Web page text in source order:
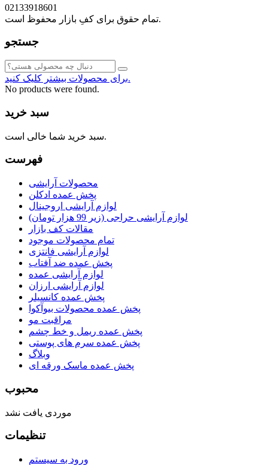
02133918601
تمام حقوق برای کفِ بازار محفوظ است.
جستجو
برای محصولات بیشتر کلیک کنید.
No products were found.
سبد خرید
سبد خرید شما خالی است.
فهرست
محصولات آرایشی
پخش عمده ادکلن
لوازم آرایشی اروجینال
لوازم آرایشی حراجی (زیر 99 هزار تومان)
مقالات کف بازار
تمام محصولات موجود
لوازم آرایشی فانتزی
پخش عمده ضد آفتاب
لوازم آرایشی عمده
لوازم آرایشی ارزان
پخش عمده کانسیلر
پخش عمده محصولات بیوآکوا
مراقبت مو
پخش عمده ریمل و خط چشم
پخش عمده سرم های پوستی
وبلاگ
پخش عمده ماسک ورقه ای
محبوب
موردی یافت نشد
تنظیمات
ورود به سیستم